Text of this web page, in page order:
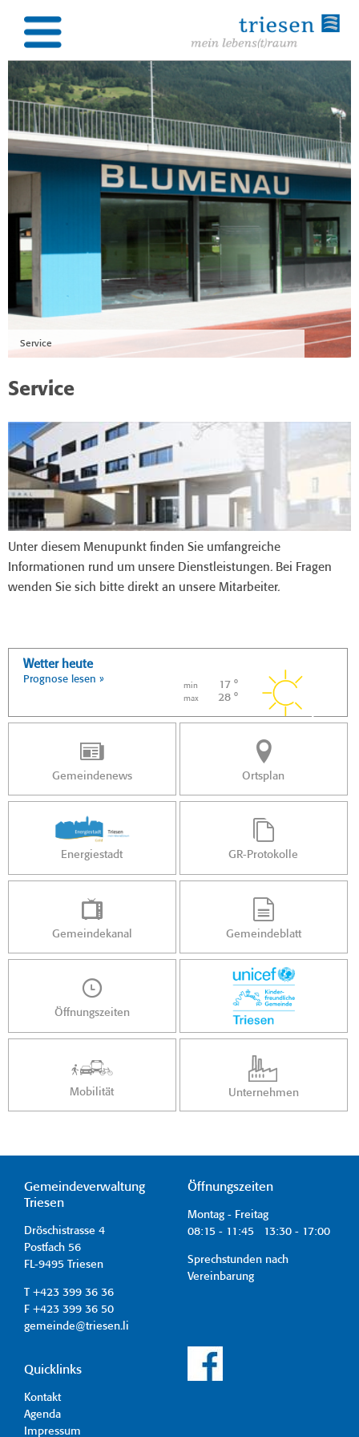
Service
Service
Unter diesem Menupunkt finden Sie umfangreiche
Informationen rund um unsere Dienstleistungen. Bei Fragen
wenden Sie sich bitte direkt an unsere Mitarbeiter.
Wetter heute
Prognose lesen »
min 17 °
max 28 °
Gemeindenews Ortsplan
Energiestadt GR-Protokolle
Gemeindekanal Gemeindeblatt
Öffnungszeiten
Mobilität Unternehmen
Gemeindeverwaltung
Triesen
Dröschistrasse 4
Postfach 56
FL-9495 Triesen
T +423 399 36 36
F +423 399 36 50
gemeinde@triesen.li
Öffnungszeiten
Montag - Freitag
08:15 - 11:45 13:30 - 17:00
Sprechstunden nach
Vereinbarung
Quicklinks
Kontakt
Agenda
Impressum